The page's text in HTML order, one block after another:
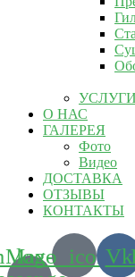
УСЛУГИ
О НАС
ГАЛЕРЕЯ
Фото
Видео
ДОСТАВКА
ОТЗЫВЫ
КОНТАКТЫ
Max-
Vk